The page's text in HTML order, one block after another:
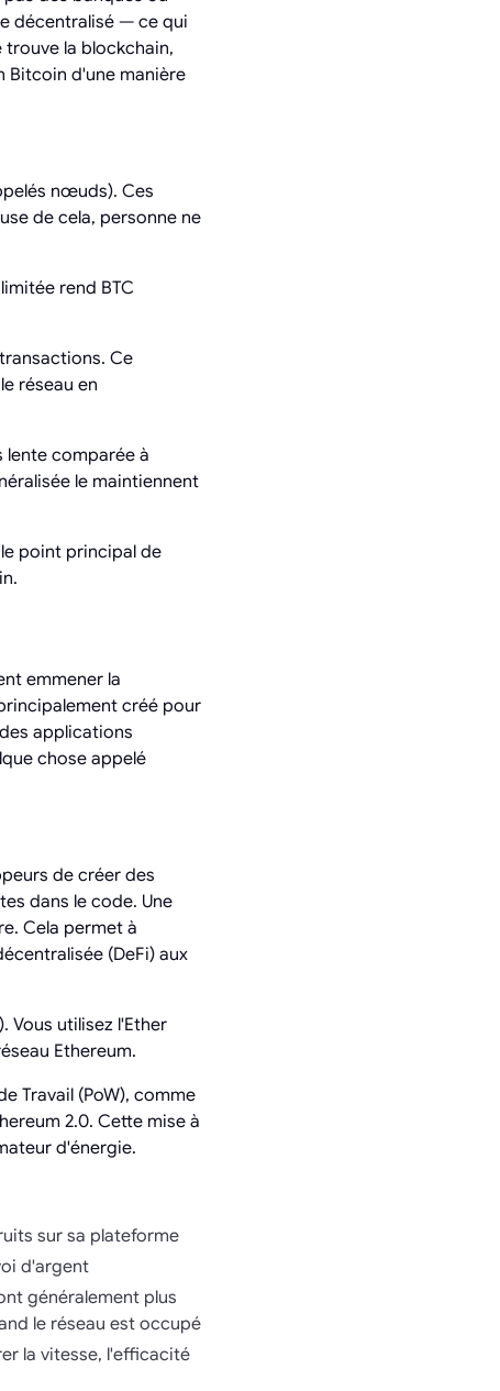
décentralisé — ce qui
la blockchain,
Bitcoin d'une manière
nœuds). Ces
de cela, personne ne
rend BTC
Ce
réseau en
lente comparée à
le maintiennent
point principal de
emmener la
créé pour
applications
chose appelé
de créer des
dans le code. Une
Cela permet à
(DeFi) aux
Vous utilisez l'Ether
Ethereum.
Travail (PoW), comme
2.0. Cette mise à
d'énergie.
sur sa plateforme
d'argent
généralement plus
le réseau est occupé
la vitesse, l'efficacité